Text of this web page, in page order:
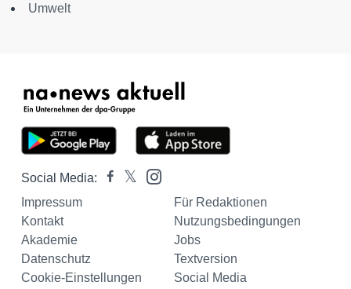
Umwelt
Social Media:
Impressum
Für Redaktionen
Kontakt
Nutzungsbedingungen
Akademie
Jobs
Datenschutz
Textversion
Cookie-Einstellungen
Social Media